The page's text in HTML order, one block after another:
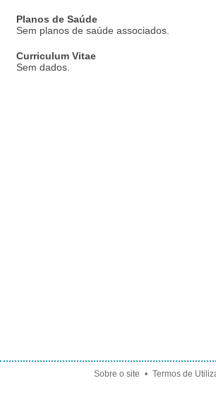
Planos de Saúde
Sem planos de saúde associados.
Curriculum Vitae
Sem dados.
Sobre o site • Termos de